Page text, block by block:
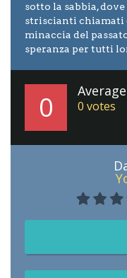
sotto la sabbia,
striscianti chiamati
minaccia del
speranza per tutti
0 0 votes